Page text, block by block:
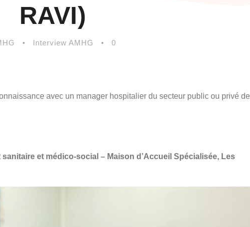
RAVI)
• Interview AMHG • 0
avec un manager hospitalier du secteur public ou privé de
et médico-social – Maison d’Accueil Spécialisée, Les